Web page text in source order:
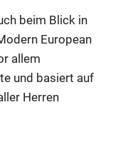
beim Blick in
European
allem
und basiert auf
Herren